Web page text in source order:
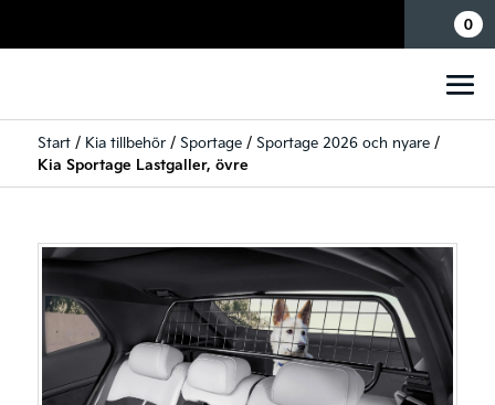
0
Start/ Kia tillbehör/ Sportage/ Sportage 2026 och nyare/
Kia Sportage Lastgaller, övre